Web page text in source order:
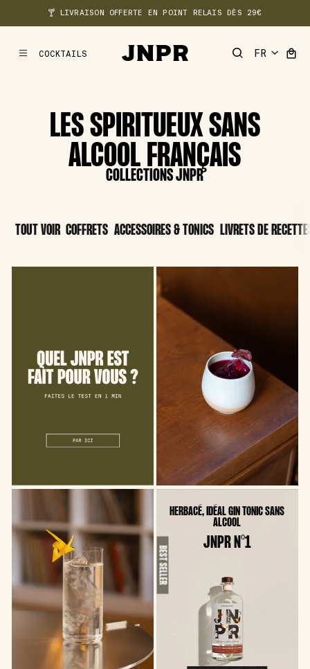
🍸 LIVRAISON OFFERTE EN POINT RELAIS DÈS 29€
COCKTAILS
LES SPIRITUEUX SANS
ALCOOL FRANÇAIS
COLLECTIONS JNPR
TOUT VOIR COFFRETS ACCESSOIRES & TONICS LIVRETS DE
BEST SELLER
HERBACÉ, IDÉAL GIN TONIC SANS
ALCOOL
JNPR N°1